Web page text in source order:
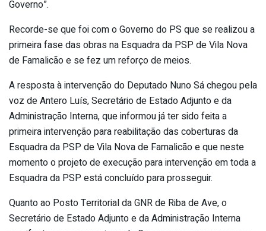
Governo”.
Recorde-se que foi com o Governo do PS que se realizou a
primeira fase das obras na Esquadra da PSP de Vila Nova
de Famalicão e se fez um reforço de meios.
A resposta à intervenção do Deputado Nuno Sá chegou pela
voz de Antero Luís, Secretário de Estado Adjunto e da
Administração Interna, que informou já ter sido feita a
primeira intervenção para reabilitação das coberturas da
Esquadra da PSP de Vila Nova de Famalicão e que neste
momento o projeto de execução para intervenção em toda a
Esquadra da PSP está concluído para prosseguir.
Quanto ao Posto Territorial da GNR de Riba de Ave, o
Secretário de Estado Adjunto e da Administração Interna